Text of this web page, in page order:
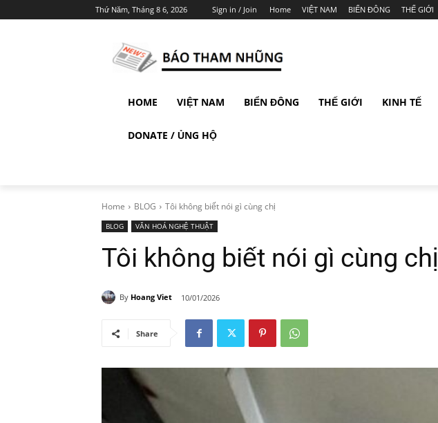
Thứ Năm, Tháng 8 6, 2026 Sign in / Join Home VIỆT NAM BIỂN ĐÔNG THẾ GIỚI
HOME VIỆT NAM BIỂN ĐÔNG THẾ GIỚI KINH TẾ
DONATE / ỦNG HỘ
Home BLOG Tôi không biết nói gì cùng chị
BLOG VĂN HOÁ NGHỆ THUẬT
Tôi không biết nói gì cùng chị
By Hoang Viet 10/01/2026
Share